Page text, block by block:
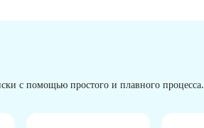
с помощью простого и плавного процесса.